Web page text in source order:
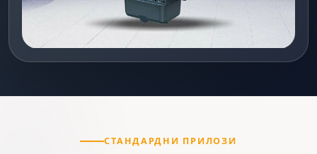
СТАНДАРДНИ ПРИЛОЗИ